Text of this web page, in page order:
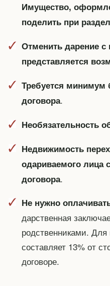
Имущество,
поделить при
Отменить дарение
представляется
Требуется минимум
договора.
Необязательность
Недвижимость
одариваемого лица
договора.
Не нужно
дарственная
родственниками.
составляет 13% от
договоре.